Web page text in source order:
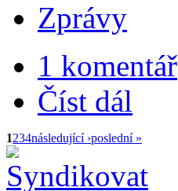
Zprávy
1 komentář
Číst dál
1234následující ›poslední »